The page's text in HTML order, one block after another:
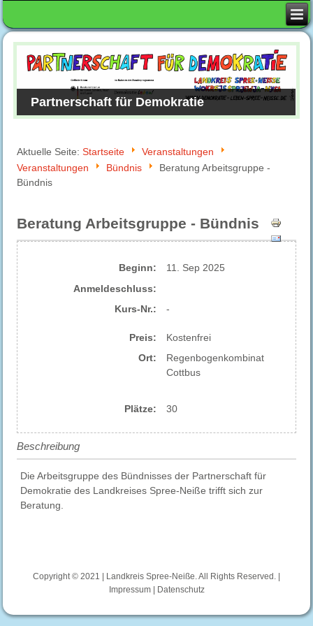
Partnerschaft für Demokratie
Aktuelle Seite:Startseite
Veranstaltungen
Veranstaltungen
Bündnis
Beratung Arbeitsgruppe -
Bündnis
Beratung Arbeitsgruppe - Bündnis
Beginn:
11. Sep 2025
Anmelde​schluss:
Kurs-Nr.:
-
Preis:
Kostenfrei
Ort:
Regenbogenkombinat
Cottbus
Plätze: 30
Beschreibung
Die Arbeitsgruppe des Bündnisses der Partnerschaft für
Demokratie des Landkreises Spree-Neiße trifft sich zur
Beratung.
Copyright © 2021 | Landkreis Spree-Neiße. All Rights Reserved. |
Impressum
Datenschutz